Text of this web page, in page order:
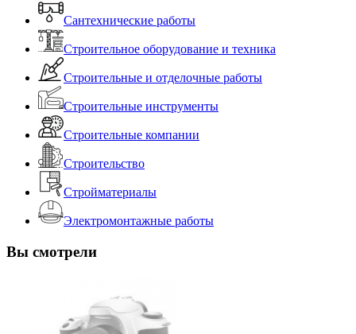
Сантехнические работы
Строительное оборудование и техника
Строительные и отделочные работы
Строительные инструменты
Строительные компании
Строительство
Стройматериалы
Электромонтажные работы
Вы смотрели